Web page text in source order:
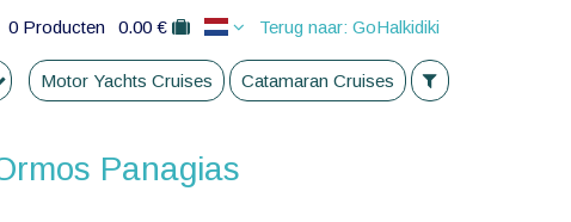
0 Producten 0.00 € Terug naar: GoHalkidiki
Motor Yachts Cruises Catamaran Cruises
Panagias